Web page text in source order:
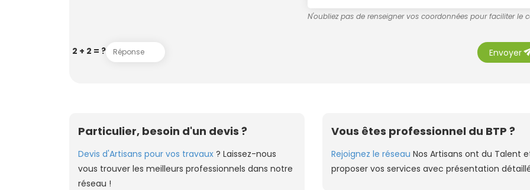
N'oubliez pas de renseigner vos coordonnées pour faciliter le
2 + 2 = ? Envoyer
Particulier, besoin d'un devis ?
Devis d'Artisans pour vos travaux ? Laissez-nous
vous trouver les meilleurs professionnels dans notre
réseau !
Vous êtes professionnel du BTP ?
Rejoignez le réseau Nos Artisans ont du Talent
proposer vos services avec présentation